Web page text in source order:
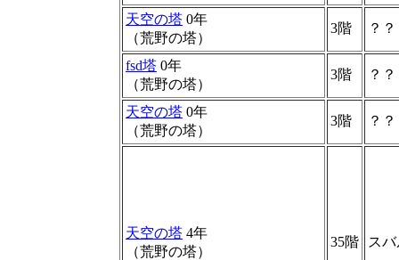
天空の塔 0年
（荒野の塔）
3階 ？
fsd塔 0年
（荒野の塔）
3階 ？
天空の塔 0年
（荒野の塔）
3階 ？
天空の塔 4年
（荒野の塔）
35階 ス